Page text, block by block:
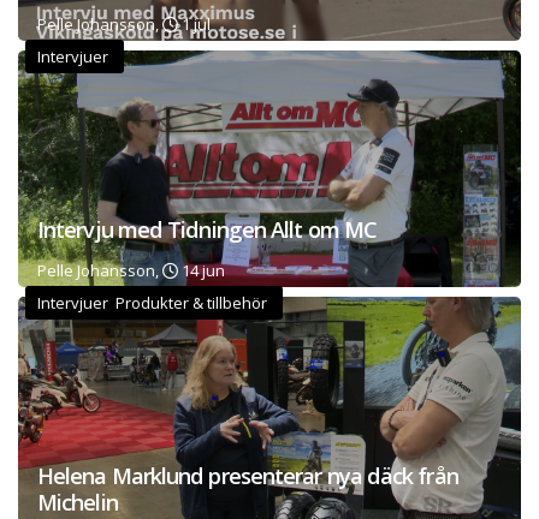
Pelle Johansson,
1 jul
Intervjuer
Intervju med Tidningen Allt om MC
Pelle Johansson,
14 jun
Intervjuer Produkter & tillbehör
Helena Marklund presenterar nya däck från
Michelin